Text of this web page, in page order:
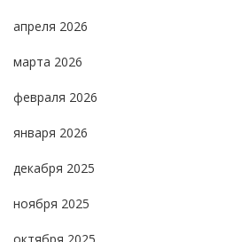
апреля 2026
марта 2026
февраля 2026
января 2026
декабря 2025
ноября 2025